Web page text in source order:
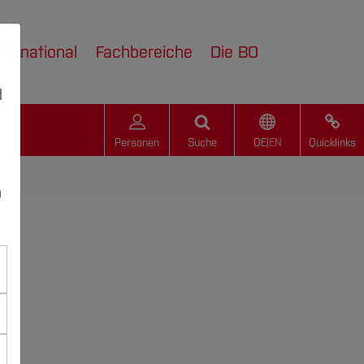
Fachbereiche Die BO
Personen Suche DE| EN Quicklinks